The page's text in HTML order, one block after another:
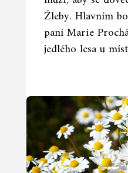
Žleby. Hlavním
paní Marie
jedlého lesa u